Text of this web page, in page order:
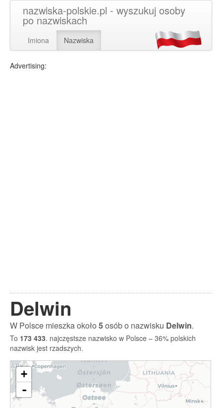
nazwiska-polskie.pl - wyszukuj osoby
po nazwiskach
Imiona Nazwiska
Advertising:
Delwin
W Polsce mieszka około5osób o nazwisku Delwin.
To 173 433. najczęstsze nazwisko w Polsce – 36% polskich
nazwisk jest rzadszych.
+
-